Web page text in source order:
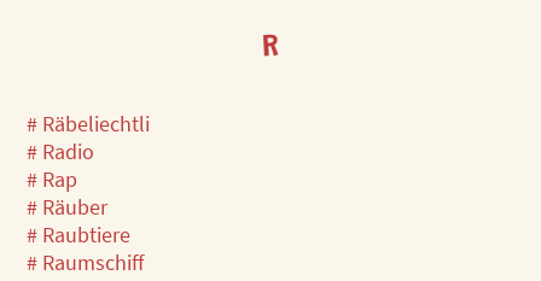
R
# Räbeliechtli
# Radio
# Rap
# Räuber
# Raubtiere
# Raumschiff